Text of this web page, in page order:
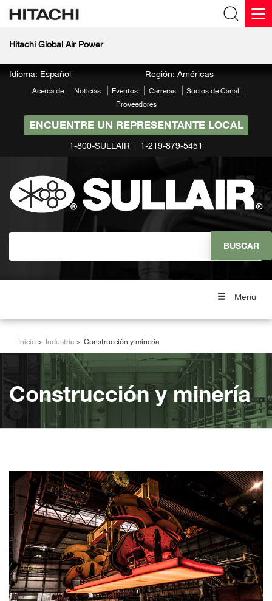
Hitachi Global Air Power
Idioma: Español Región: Américas
Acerca de Noticias Eventos Carreras
Socios de Canal
Proveedores
ENCUENTRE UN REPRESENTANTE LOCAL
1-800-SULLAIR 1-219-879-5451
Menu
Inicio Industria Construcción y minería
Construcción y minería